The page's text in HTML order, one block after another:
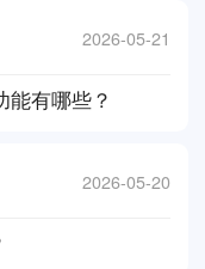
2026-05-21
能有哪些？
2026-05-20